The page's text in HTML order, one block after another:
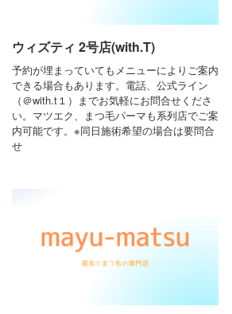
ウィズティ 2号店(with.T)
予約が埋まっていてもメニューによりご案内
できる場合もあります。電話、公式ライン
（＠with.t１）までお気軽にお問合せくださ
い。マツエク、まつ毛パーマも系列店でご案
内可能です。※同日施術希望の場合は要問合
せ